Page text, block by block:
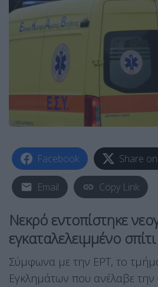
Facebook Share
Email Copy Link
Νεκρό εντοπίστηκε
εγκαταλελειμμένο
Σύμφωνα με την ΕΡΤ, το
Εγκλημάτων που ανέλαβε την